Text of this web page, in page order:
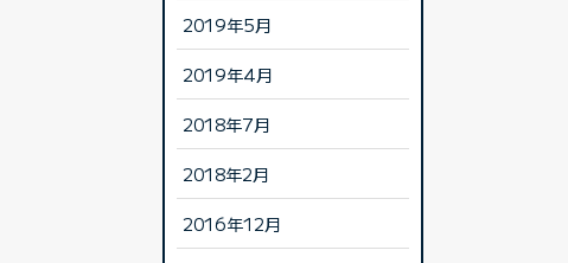
2019年5月
2019年4月
2018年7月
2018年2月
2016年12月